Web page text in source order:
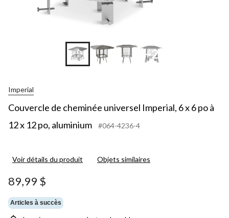
+2
Imperial
Couvercle de cheminée universel Imperial, 6 x 6 po à
12 x 12 po, aluminium
#064-4236-4
Voir détails du produit Objets similaires
89,99 $
Articles à succès